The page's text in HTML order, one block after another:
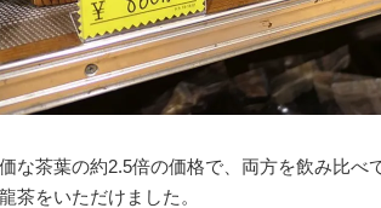
な茶葉の約2.5倍の価格で、両方を飲み比べ
茶をいただけました。